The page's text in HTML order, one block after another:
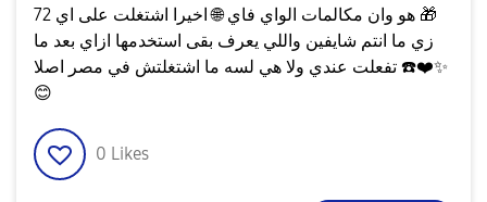
🎁 هو وان مكالمات الواي فاي🌐
اخيرا اشتغلت على اي 72
زي ما انتم شايفين واللي يعرف بقى استخدمها ازاي بعد ما
☎️❤️✨
😊
0 Likes